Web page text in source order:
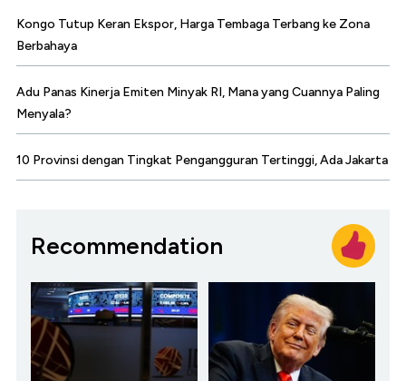
Kongo Tutup Keran Ekspor, Harga Tembaga Terbang ke Zona
Berbahaya
Adu Panas Kinerja Emiten Minyak RI, Mana yang Cuannya Paling
Menyala?
10 Provinsi dengan Tingkat Pengangguran Tertinggi, Ada Jakarta
Recommendation